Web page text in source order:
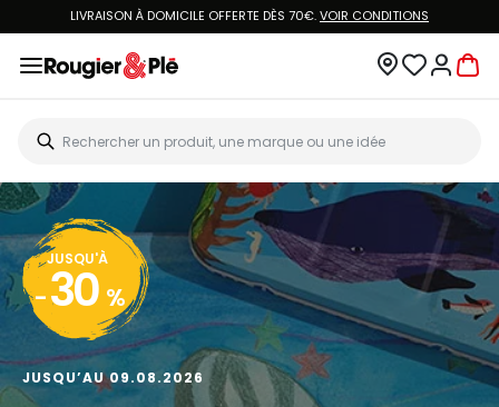
LIVRAISON À DOMICILE OFFERTE DÈS 70€.VOIR CONDITIONS
JUSQU'À
- 30 %
JUSQU’AU 09.08.2026